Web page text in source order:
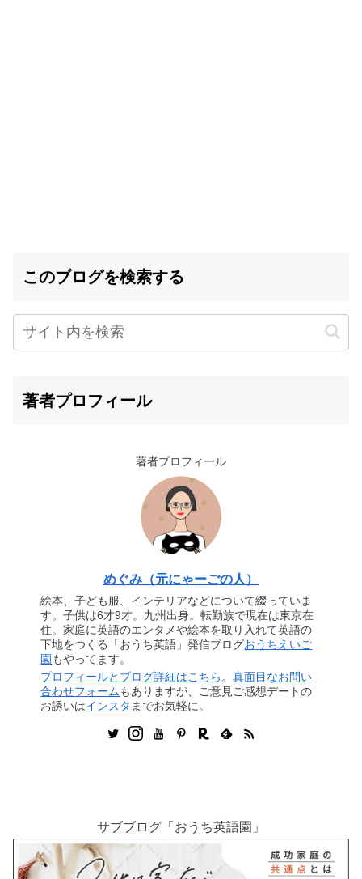
このブログを検索する
著者プロフィール
著者プロフィール
めぐみ（元にゃーごの人）
絵本、子ども服、インテリアなどについて綴っていま
す。子供は6才9才。九州出身。転勤族で現在は東京在
住。家庭に英語のエンタメや絵本を取り入れて英語の
下地をつくる「おうち英語」発信ブログおうちえいご
園 もやってます。
プロフィールとブログ詳細はこちら 。真面目なお問い
合わせフォームもありますが、ご意見ご感想デートの
お誘いはインスタ までお気軽に。
サブブログ「おうち英語園」